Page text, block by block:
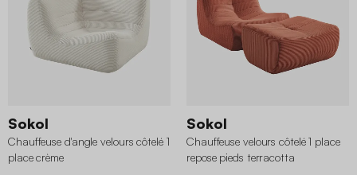
Sokol
Chauffeuse d'angle velours côtelé 1
place crème
Sokol
Chauffeuse velours côtelé 1 place
repose pieds terracotta